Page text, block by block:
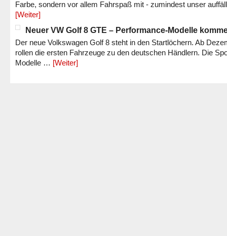
Farbe, sondern vor allem Fahrspaß mit - zumindest unser
[Weiter]
Neuer VW Golf 8 GTE – Performance-Modelle
Der neue Volkswagen Golf 8 steht in den Startlöchern. Ab
rollen die ersten Fahrzeuge zu den deutschen Händlern. Die
Modelle … [Weiter]